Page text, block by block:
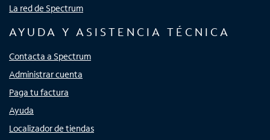
La red de Spectrum
AYUDA Y ASISTENCIA TÉCNICA
Contacta a Spectrum
Administrar cuenta
Paga tu factura
Ayuda
Localizador de tiendas